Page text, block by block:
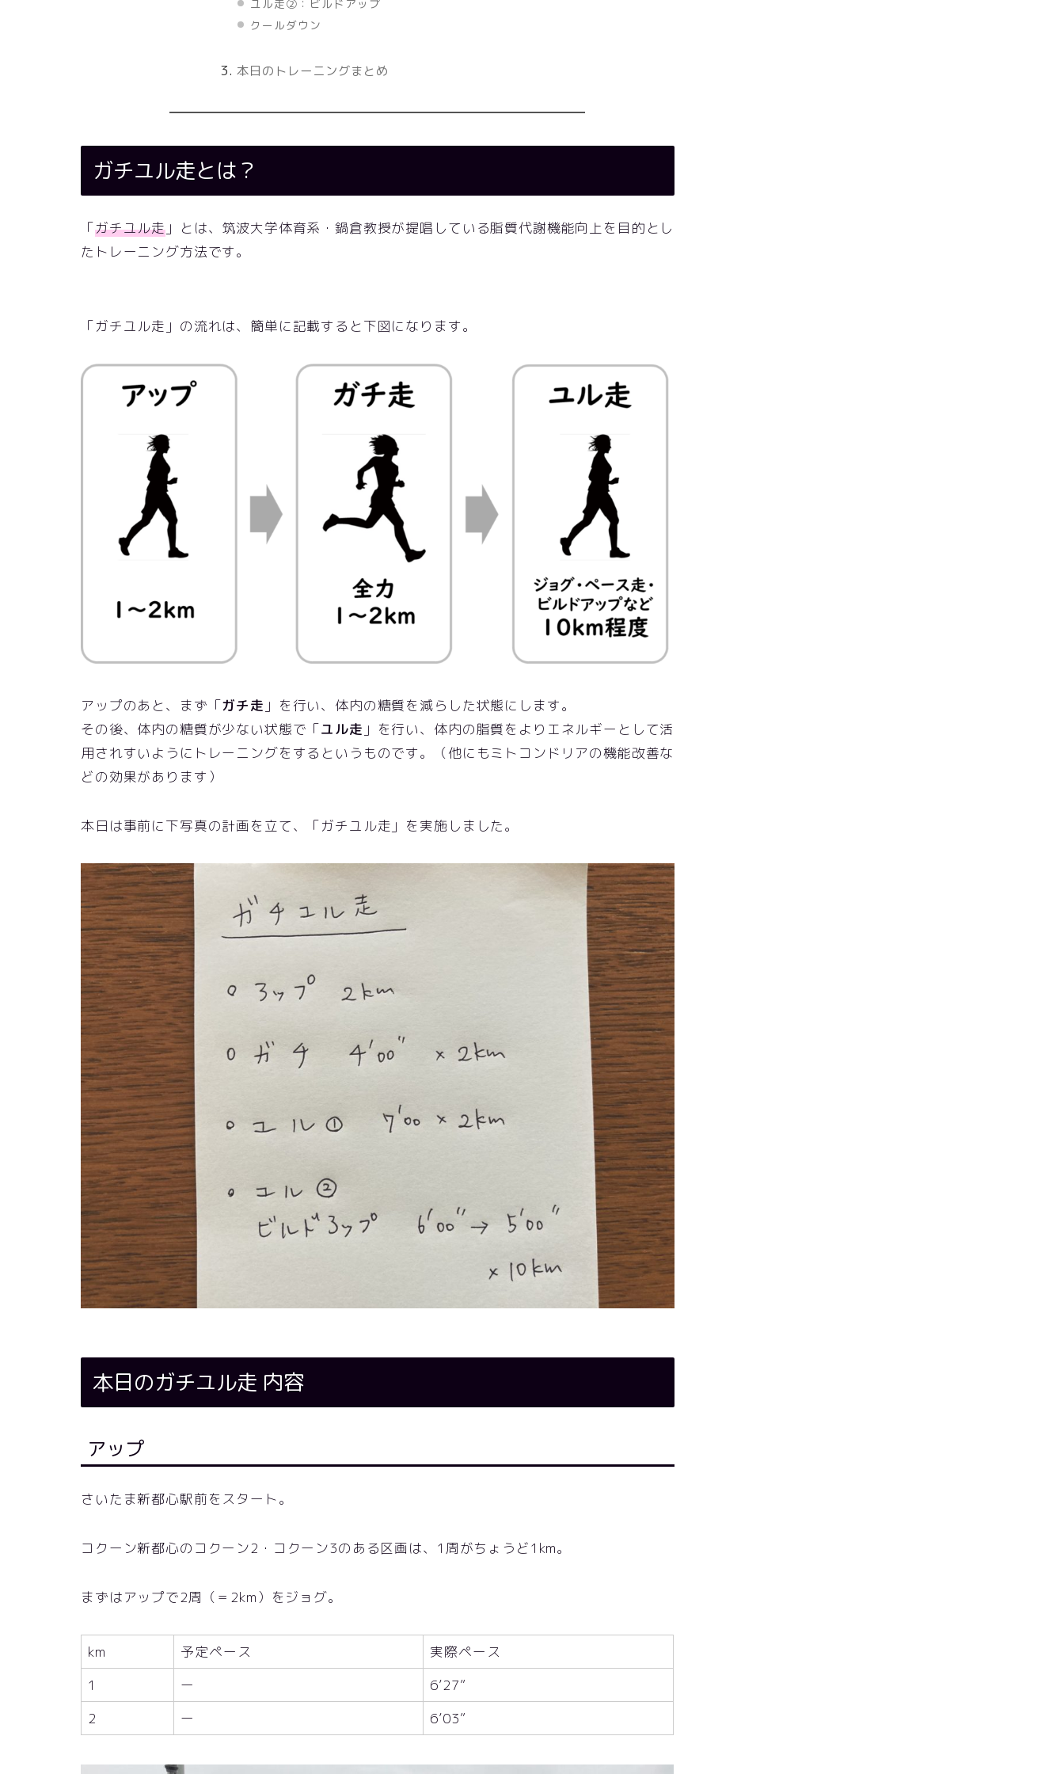
ユル走②：ビルドアップ
クールダウン
本日のトレーニングまとめ
ガチユル走とは？
「ガチユル走 」とは、筑波大学体育系・鍋倉教授が提唱している脂質代謝機能向上を目的とし
たトレーニング方法です。
「ガチユル走」の流れは、簡単に記載すると下図になります。
アップのあと、まず「ガチ走 」を行い、体内の糖質を減らした状態にします。
その後、体内の糖質が少ない状態で「ユル走 」を行い、体内の脂質をよりエネルギーとして活
用されすいようにトレーニングをするというものです。（他にもミトコンドリアの機能改善な
どの効果があります）
本日は事前に下写真の計画を立て、「ガチユル走」を実施しました。
本日のガチユル走 内容
アップ
さいたま新都心駅前をスタート。
コクーン新都心のコクーン2・コクーン3のある区画は、1周がちょうど1km。
まずはアップで2周（＝2km）をジョグ。
km 予定ペース
実際ペース
1
ー
6’27”
2
ー 6’03”